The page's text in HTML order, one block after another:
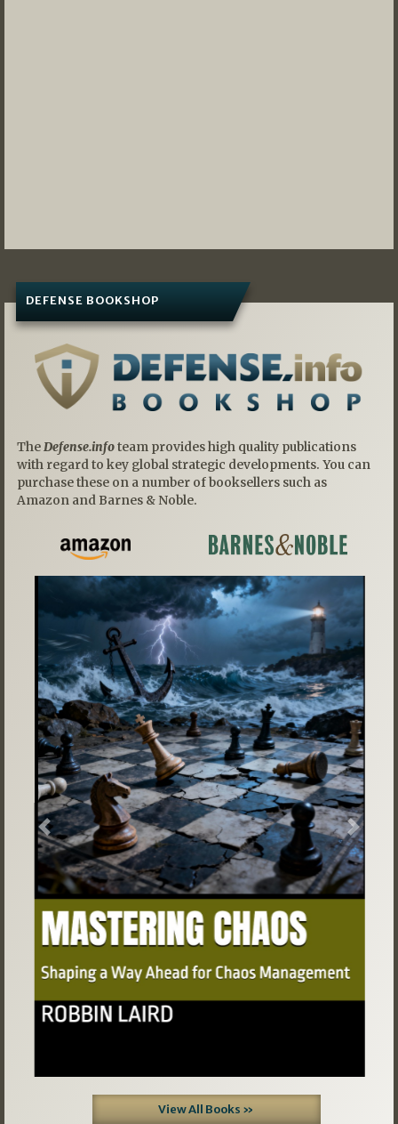
DEFENSE BOOKSHOP
TheDefense.infoteam provides high quality publications
with regard to key global strategic developments. You can
purchase these on a number of booksellers such as
Amazon and Barnes & Noble.
Previous Next
View All Books »